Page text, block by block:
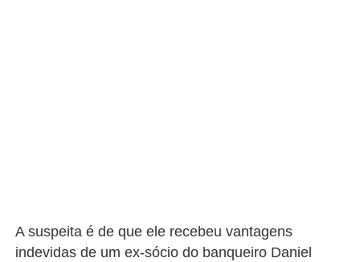
A suspeita é de que ele recebeu vantagens
indevidas de um ex-sócio do banqueiro Daniel